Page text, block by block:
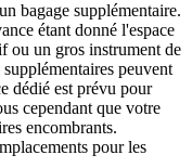
bagage supplémentaire.
étant donné l'espace
ou un gros instrument de
peuvent
dédié est prévu pour
cependant que votre
encombrants.
pour les